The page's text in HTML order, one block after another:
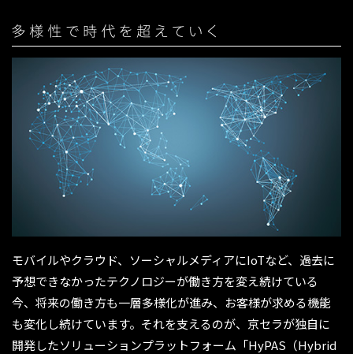
モバイルやクラウド、ソーシャルメディアにIoTなど、過去に
予想できなかったテクノロジーが働き方を変え続けている
今、将来の働き方も一層多様化が進み、お客様が求める機能
も変化し続けています。それを支えるのが、京セラが独自に
開発したソリューションプラットフォーム「HyPAS（Hybrid